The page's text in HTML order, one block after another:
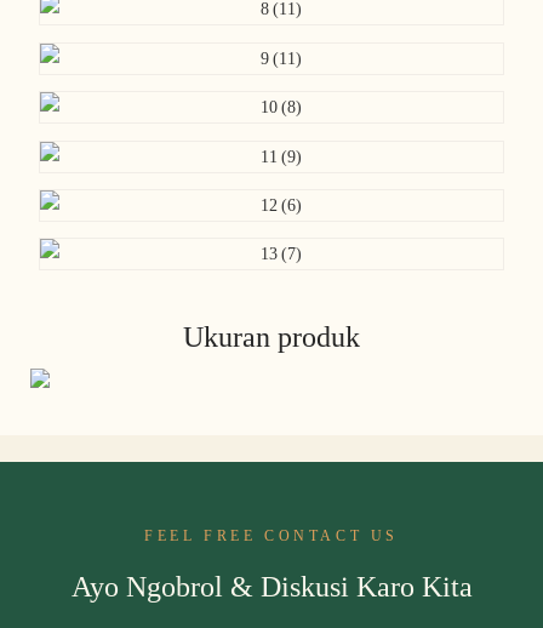
Ukuran produk
FEEL FREE CONTACT US
Ayo Ngobrol & Diskusi Karo Kita